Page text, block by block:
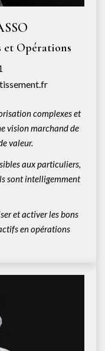
et Opérations
complexes et
vision marchand de
valeur.
aux particuliers,
sont intelligemment
et activer les bons
en opérations